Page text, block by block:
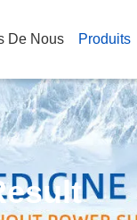
De Nous Produits